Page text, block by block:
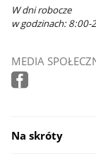
W dni robocze
w godzinach: 8:00-
MEDIA
Na skróty